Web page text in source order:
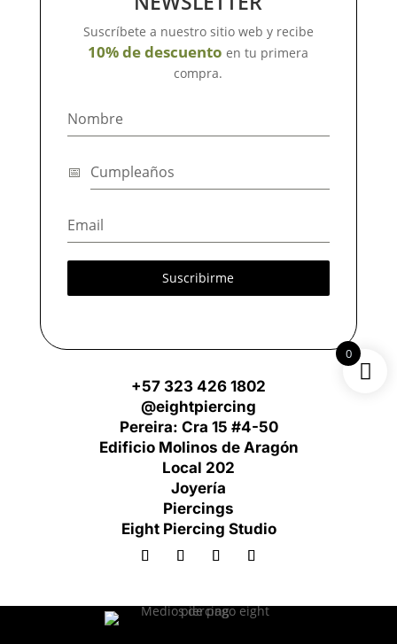
Suscríbete a nuestro sitio web y recibe
10% de descuento en tu primera
compra.
Suscribirme
+57 323 426 1802
@eightpiercing
Pereira: Cra 15 #4-50
Edificio Molinos de Aragón
Local 202
Joyería
Piercings
Eight Piercing Studio
0